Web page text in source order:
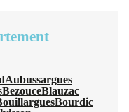
Aubussargues
BezouceBlauzac
Bourdic